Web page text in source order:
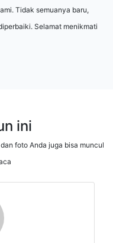
Tidak semuanya baru,
Selamat menikmati
ini
foto Anda juga bisa muncul